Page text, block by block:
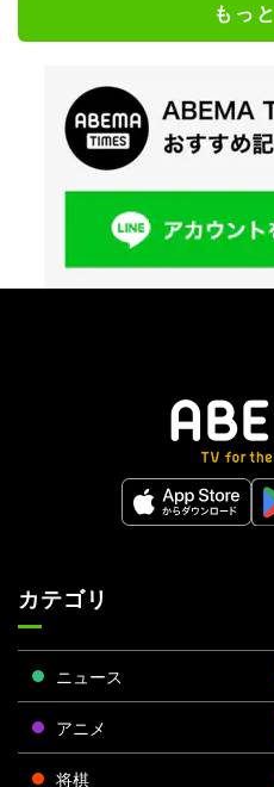
もっ
カテゴリ
ニュース
アニメ
将棋